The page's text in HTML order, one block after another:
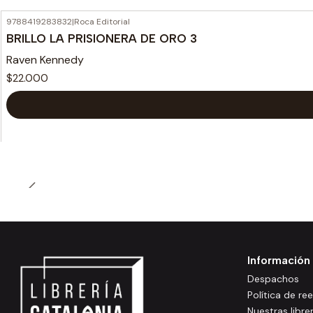
9788419283832|Roca Editorial
BRILLO LA PRISIONERA DE ORO 3
Raven Kennedy
$22.000
Información
Despachos
Política de